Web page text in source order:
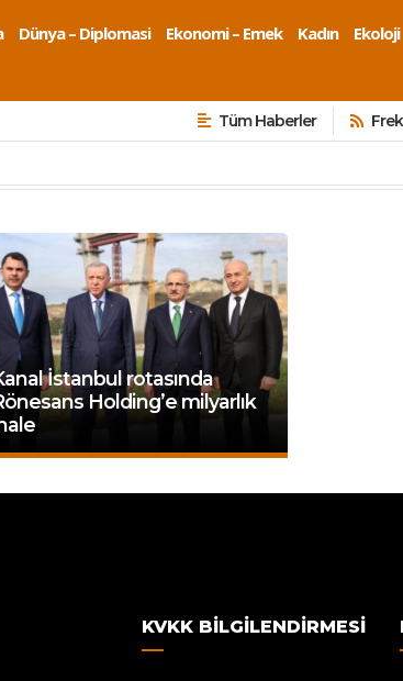
Dünya – Diplomasi Ekonomi – Emek Kadın Ekoloji
Tüm Haberler
İstanbul rotasında
Holding’e milyarlık
KVKK BILGILENDIRMESI